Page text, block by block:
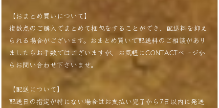
【おまとめ買いについて】
複数点のご購入でまとめて梱包をすることができ、配送料を抑え
られる場合がございます。おまとめ買いで配送料のご相談があり
ましたらお手数ではございますが、お気軽にCONTACTページか
らお問い合わせ下さいませ。
【配送について】
配送日の指定が特にない場合はお支払い完了から7日以内に発送